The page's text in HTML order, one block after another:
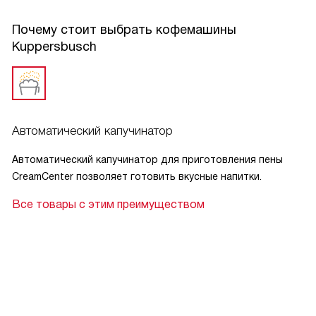
Почему стоит выбрать кофемашины
Kuppersbusch
Автоматический капучинатор
Автоматический капучинатор для приготовления пены
CreamCenter позволяет готовить вкусные напитки.
Все товары с этим преимуществом